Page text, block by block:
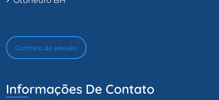
Contrato de adesão
Informações De Contato